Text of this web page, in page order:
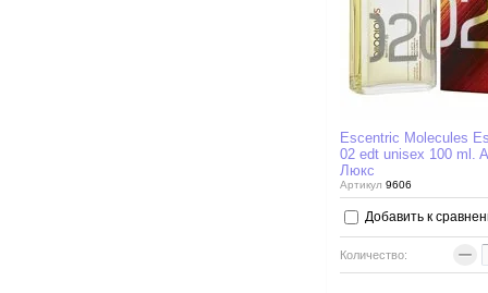
Escentric Molecules
02 edt unisex 100 ml.
Люкс
Артикул 9606
Добавить к
Количество: −